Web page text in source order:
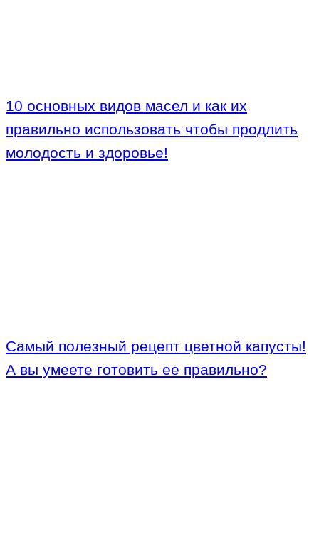
10 основных видов масел и как их
правильно использовать чтобы продлить
молодость и здоровье!
Самый полезный рецепт цветной капусты!
А вы умеете готовить ее правильно?